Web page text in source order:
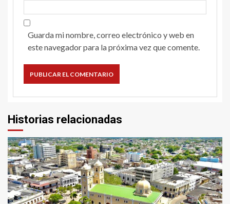
Guarda mi nombre, correo electrónico y web en
este navegador para la próxima vez que comente.
Historias relacionadas